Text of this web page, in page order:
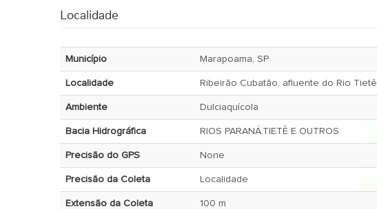
Localidade
Município Marapoama, SP
Localidade Ribeirão Cubatão, afluente do Rio Tietê
Ambiente Dulciaquícola
Bacia Hidrográfica RIOS PARANÁ,TIETÊ E OUTROS
Precisão do GPS None
Precisão da Coleta Localidade
Extensão da Coleta 100 m